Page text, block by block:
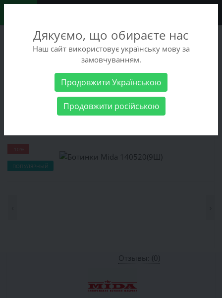
+38 (068) 486-90-09
+38 (093) 486-90-09
Мужские товары Мужская обувь Ботинки Mida 140520(9Ш)
Ботинки Mida 140520(9Ш)
ПОПУЛЯРНЫЙ
Отзывы: (0)
Дякуємо, що обираєте нас
Наш сайт використовує українську мову за
замовчуванням.
Продовжити Українською
Продовжити російською